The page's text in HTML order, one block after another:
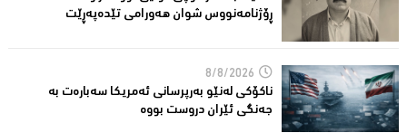
ڕۆژنامەنووس شوان هەورامی تێدەپەڕێت
8/8/2026
ناكۆكی لەنێو بەرپرسانى ئەمریكا سەبارەت بە
جەنگی ئێران دروست بووە